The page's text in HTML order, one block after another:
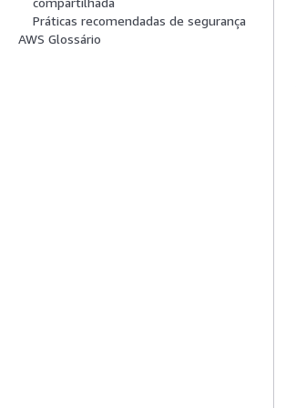
Práticas recomendadas de segurança
AWS Glossário